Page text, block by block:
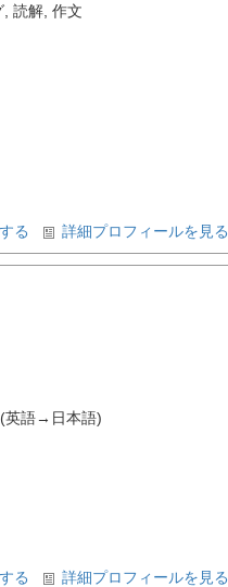
, 読解, 作文
る 詳細プロフィールを見る
英語→日本語)
る 詳細プロフィールを見る